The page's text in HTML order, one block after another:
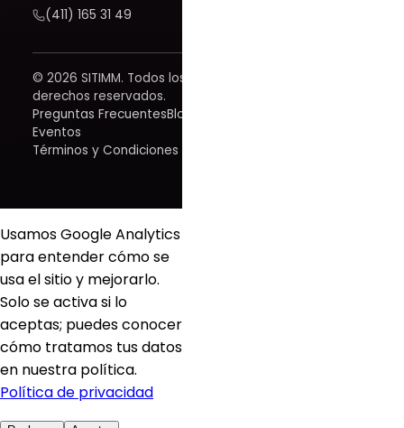
(411) 165 31 49
© 2026 SITIMM. Todos los
derechos reservados.
Preguntas FrecuentesBlog
Eventos
Términos y Condiciones
Usamos Google Analytics
para entender cómo se
usa el sitio y mejorarlo.
Solo se activa si lo
aceptas; puedes conocer
cómo tratamos tus datos
en nuestra política.
Política de privacidad